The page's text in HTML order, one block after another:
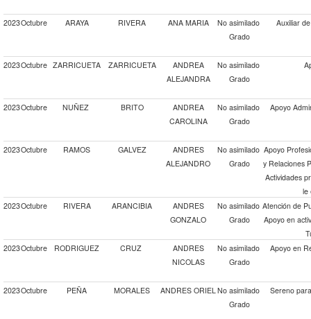
2023Octubre ARAYA RIVERA ANA MARIA
No asimilado
Grado
Auxiliar
2023Octubre ZARRICUETA ZARRICUETA
ANDREA
ALEJANDRA
No asimilado
Grado
2023Octubre NUÑEZ BRITO
ANDREA
CAROLINA
No asimilado
Grado
Apoyo
2023Octubre RAMOS GALVEZ
ANDRES
ALEJANDRO
No asimilado
Grado
Apoyo
y Relaciones
Actividades
le
2023Octubre RIVERA ARANCIBIA
ANDRES
GONZALO
No asimilado
Grado
Atención de
Apoyo en
2023Octubre RODRIGUEZ CRUZ
ANDRES
NICOLAS
No asimilado
Grado
Apoyo en
2023Octubre PEÑA MORALES ANDRES ORIELNo asimilado
Grado
Sereno